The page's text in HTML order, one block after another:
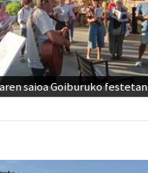
saioa Goiburuko festetan